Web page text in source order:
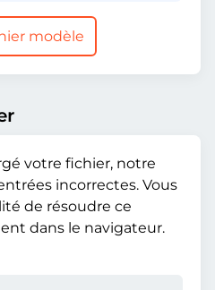
modèle
votre fichier, notre
incorrectes. Vous
de résoudre ce
dans le navigateur.